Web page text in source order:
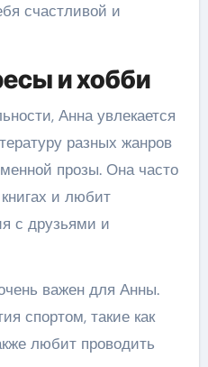
счастливой и
и хобби
Анна увлекается
разных жанров
прозы. Она часто
и любит
с друзьями и
важен для Анны.
спортом, такие как
любит проводить